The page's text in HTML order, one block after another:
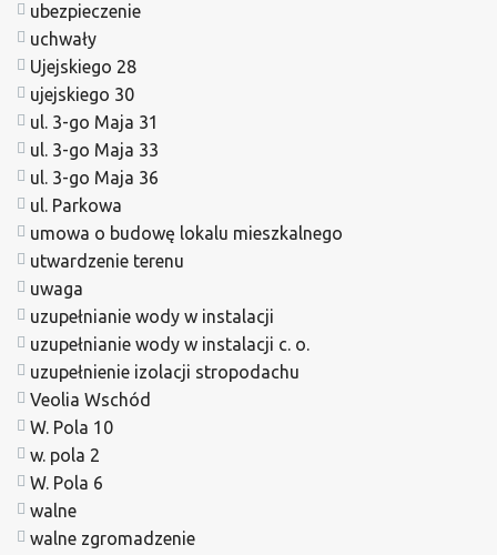
ubezpieczenie
uchwały
Ujejskiego 28
ujejskiego 30
ul. 3-go Maja 31
ul. 3-go Maja 33
ul. 3-go Maja 36
ul. Parkowa
umowa o budowę lokalu mieszkalnego
utwardzenie terenu
uwaga
uzupełnianie wody w instalacji
uzupełnianie wody w instalacji c. o.
uzupełnienie izolacji stropodachu
Veolia Wschód
W. Pola 10
w. pola 2
W. Pola 6
walne
walne zgromadzenie